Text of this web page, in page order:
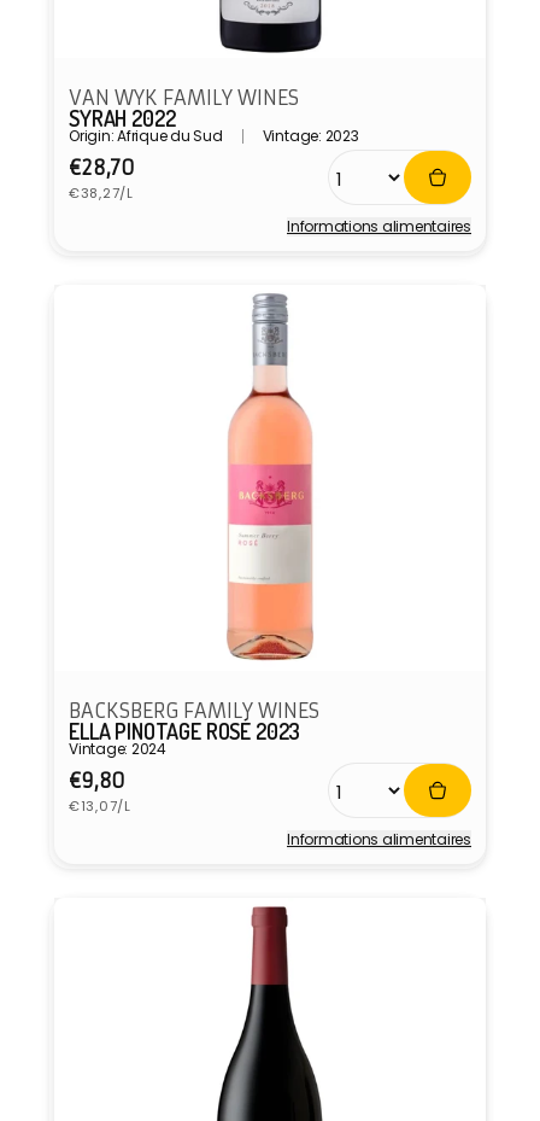
VAN WYK FAMILY WINES
SYRAH 2022
Origin: Afrique du Sud Vintage: 2023
Prix
habituel
€28,70
Prix
unitaire
€38,27/L
Informations alimentaires
BACKSBERG FAMILY WINES
ELLA PINOTAGE ROSÉ 2023
Vintage: 2024
Prix
habituel
€9,80
Prix
unitaire
€13,07/L
Informations alimentaires